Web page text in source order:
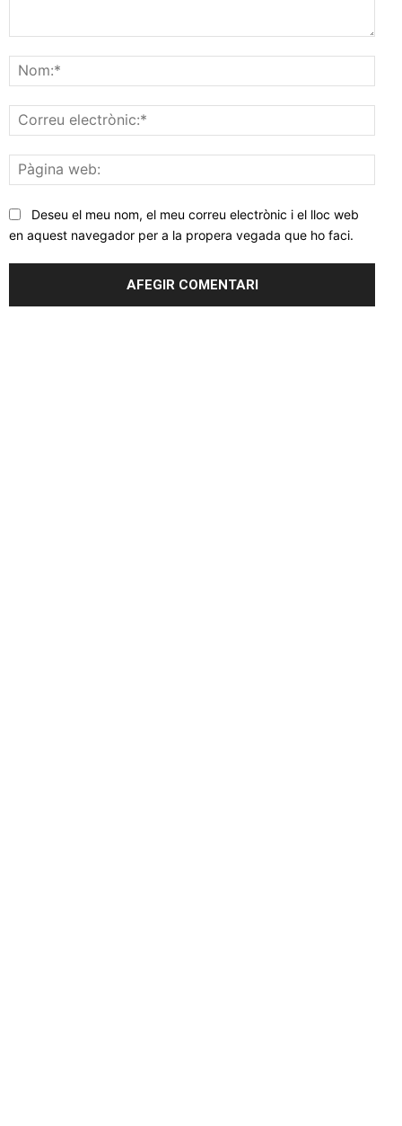
web:
Deseu el meu nom, el meu correu electrònic i el lloc web
en aquest navegador per a la propera vegada que ho faci.